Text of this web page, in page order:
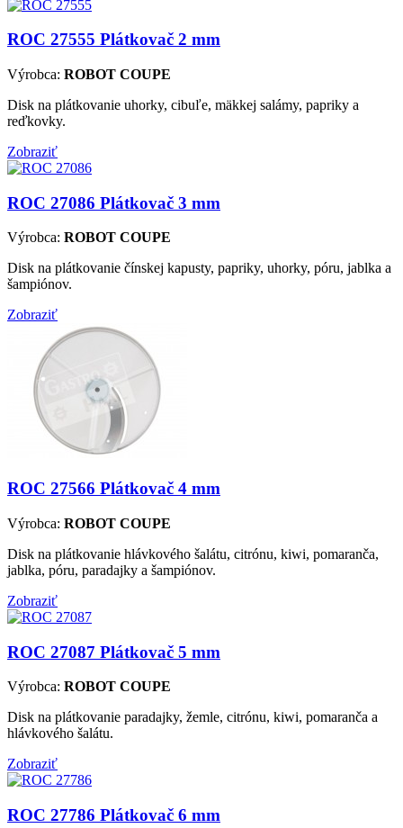
ROC 27555 Plátkovač 2 mm
Výrobca: ROBOT COUPE
Disk na plátkovanie uhorky, cibuľe, mäkkej salámy, papriky a
reďkovky.
Zobraziť
ROC 27086 Plátkovač 3 mm
Výrobca: ROBOT COUPE
Disk na plátkovanie čínskej kapusty, papriky, uhorky, póru, jablka a
šampiónov.
Zobraziť
ROC 27566 Plátkovač 4 mm
Výrobca: ROBOT COUPE
Disk na plátkovanie hlávkového šalátu, citrónu, kiwi, pomaranča,
jablka, póru, paradajky a šampiónov.
Zobraziť
ROC 27087 Plátkovač 5 mm
Výrobca: ROBOT COUPE
Disk na plátkovanie paradajky, žemle, citrónu, kiwi, pomaranča a
hlávkového šalátu.
Zobraziť
ROC 27786 Plátkovač 6 mm